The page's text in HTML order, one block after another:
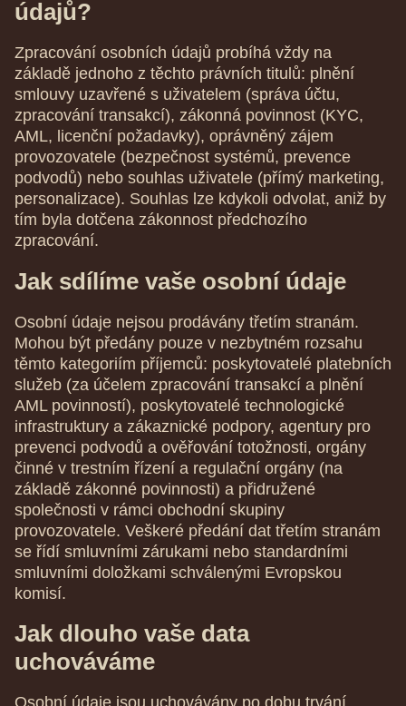
údajů?
Zpracování osobních údajů probíhá vždy na
základě jednoho z těchto právních titulů: plnění
smlouvy uzavřené s uživatelem (správa účtu,
zpracování transakcí), zákonná povinnost (KYC,
AML, licenční požadavky), oprávněný zájem
provozovatele (bezpečnost systémů, prevence
podvodů) nebo souhlas uživatele (přímý marketing,
personalizace). Souhlas lze kdykoli odvolat, aniž by
tím byla dotčena zákonnost předchozího
zpracování.
Jak sdílíme vaše osobní údaje
Osobní údaje nejsou prodávány třetím stranám.
Mohou být předány pouze v nezbytném rozsahu
těmto kategoriím příjemců: poskytovatelé platebních
služeb (za účelem zpracování transakcí a plnění
AML povinností), poskytovatelé technologické
infrastruktury a zákaznické podpory, agentury pro
prevenci podvodů a ověřování totožnosti, orgány
činné v trestním řízení a regulační orgány (na
základě zákonné povinnosti) a přidružené
společnosti v rámci obchodní skupiny
provozovatele. Veškeré předání dat třetím stranám
se řídí smluvními zárukami nebo standardními
smluvními doložkami schválenými Evropskou
komisí.
Jak dlouho vaše data
uchováváme